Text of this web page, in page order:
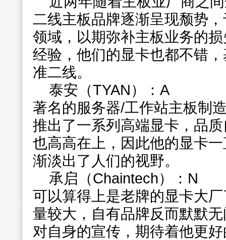
二线主板品牌逐渐呈现颓势
领域，以期弥补主板业务的
经验，他们的显卡也都不错
准二线。
泰安（TYAN）：A
著名的服务器/工作站主板制
推出了一系列高端显卡，品
也高高在上，因此他的显卡
渐淡出了人们的视野。
承启（Chaintech）：N
可以算得上是老牌的显卡大
量较大，自有品牌反而默默
对自身的宣传，期待着他更